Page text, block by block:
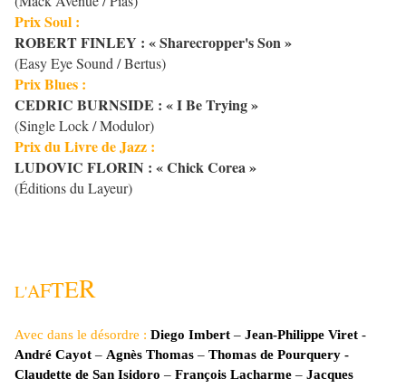
Prix Soul :
ROBERT FINLEY : « Sharecropper's Son »
(Easy Eye Sound / Bertus)
Prix Blues :
CEDRIC BURNSIDE : « I Be Trying »
(Single Lock / Modulor)
Prix du Livre de Jazz :
LUDOVIC FLORIN : « Chick Corea »
(Éditions du Layeur)
L'AFTER
Avec dans le désordre : Diego Imbert – Jean-Philippe Viret -
André Cayot – Agnès Thomas – Thomas de Pourquery -
Claudette de San Isidoro – François Lacharme – Jacques